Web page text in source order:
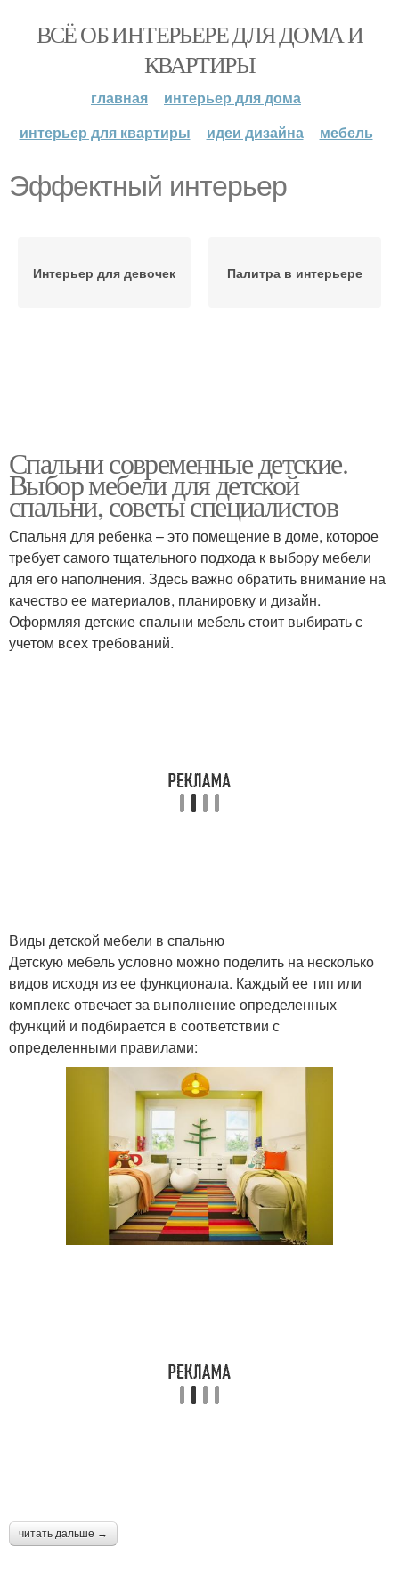
ВСЁ ОБ ИНТЕРЬЕРЕ ДЛЯ ДОМА И
КВАРТИРЫ
главная
интерьер для дома
интерьер для квартиры
идеи дизайна мебель
Эффектный интерьер
Интерьер для девочек Палитра в интерьере
Спальни современные детские.
Выбор мебели для детской
спальни, советы специалистов
Спальня для ребенка – это помещение в доме, которое
требует самого тщательного подхода к выбору мебели
для его наполнения. Здесь важно обратить внимание на
качество ее материалов, планировку и дизайн.
Оформляя детские спальни мебель стоит выбирать с
учетом всех требований.
Виды детской мебели в спальню
Детскую мебель условно можно поделить на несколько
видов исходя из ее функционала. Каждый ее тип или
комплекс отвечает за выполнение определенных
функций и подбирается в соответствии с
определенными правилами:
читать дальше →